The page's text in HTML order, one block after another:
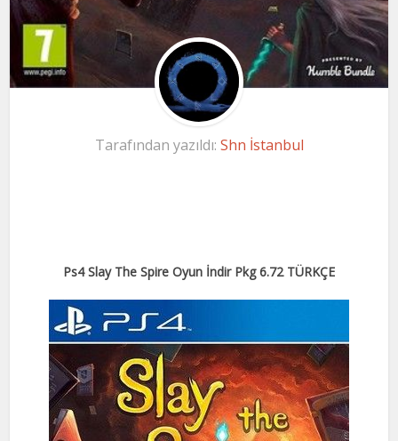
Tarafından yazıldı: Shn İstanbul
Ps4 Slay The Spire Oyun İndir Pkg 6.72 TÜRKÇE